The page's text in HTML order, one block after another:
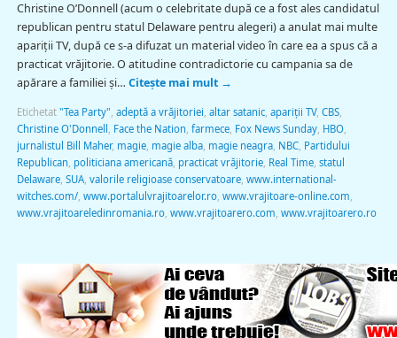
Christine O’Donnell (acum o celebritate după ce a fost ales candidatul
republican pentru statul Delaware pentru alegeri) a anulat mai multe
apariţii TV, după ce s-a difuzat un material video în care ea a spus că a
practicat vrăjitorie. O atitudine contradictorie cu campania sa de
apărare a familiei şi… Citește mai mult →
Etichetat "Tea Party" adeptă a vrăjitoriei altar satanic, apariţii TV, CBS,
Christine O'Donnell
Face the Nation farmece, Fox News Sunday, HBO,
jurnalistul Bill Maher, magie, magie alba, magie neagra, NBC, Partidului
Republican politiciana americană, practicat vrăjitorie, Real Time, statul
Delaware, SUA, valorile religioase conservatoare, www.international-
witches.com/, www.portalulvrajitoarelor.ro, www.vrajitoare-online.com
www.vrajitoareledinromania.ro, www.vrajitoarero.com www.vrajitoarero.ro